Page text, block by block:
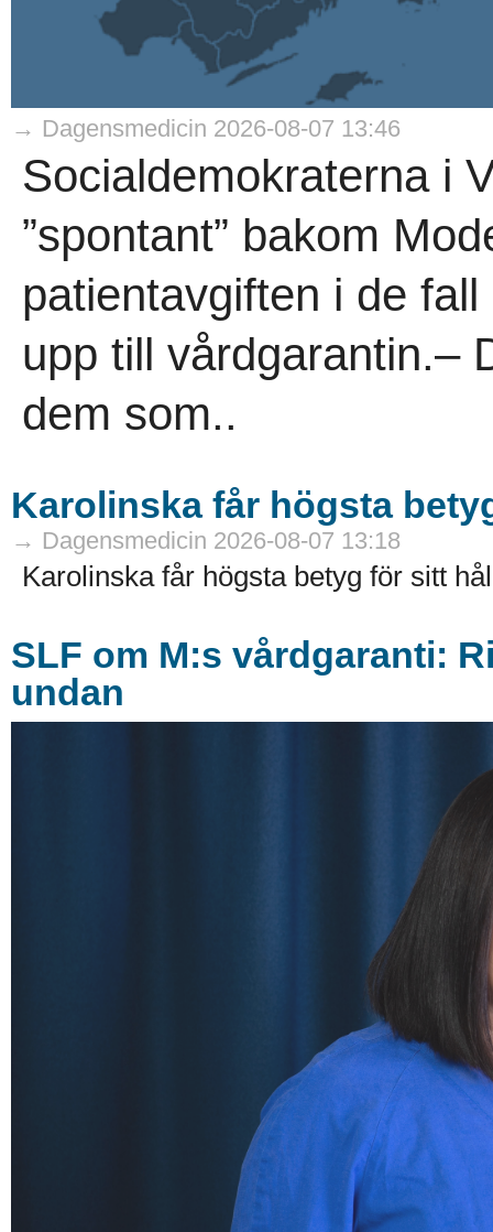
→ Dagensmedicin 2026-08-07 13:46
Socialdemokraterna i
”spontant” bakom
patientavgiften i de
upp till vårdgarantin.–
dem som..
Karolinska får högsta
→ Dagensmedicin 2026-08-07 13:18
Karolinska får högsta betyg för sitt
SLF om M:s vårdgaranti:
undan